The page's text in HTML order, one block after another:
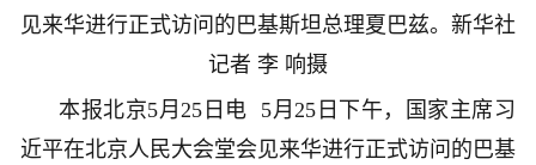
见来华进行正式访问的巴基斯坦总理夏巴兹。 新华社
记者 李 响摄
本报北京5月25日电 5月25日下午，国家主席习
近平在北京人民大会堂会见来华进行正式访问的巴基